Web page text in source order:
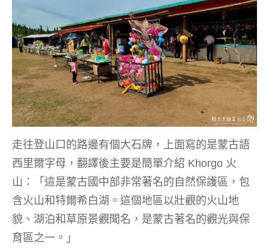
走往登山口的路邊有個大石牌，上面寫的是蒙古語
西里爾字母，翻譯後主要是簡單介紹 Khorgo 火
山：「這是蒙古國中部非常著名的自然保護區，包
含火山和特爾希白湖。這個地區以壯觀的火山地
貌、湖泊和草原景觀聞名，是蒙古著名的觀光與保
育區之一。」